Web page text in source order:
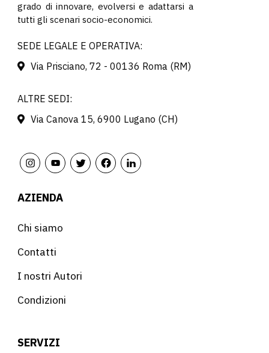
grado di innovare, evolversi e adattarsi a
tutti gli scenari socio-economici.
SEDE LEGALE E OPERATIVA:
Via Prisciano, 72 - 00136 Roma (RM)
ALTRE SEDI:
Via Canova 15, 6900 Lugano (CH)
AZIENDA
Chi siamo
Contatti
I nostri Autori
Condizioni
SERVIZI